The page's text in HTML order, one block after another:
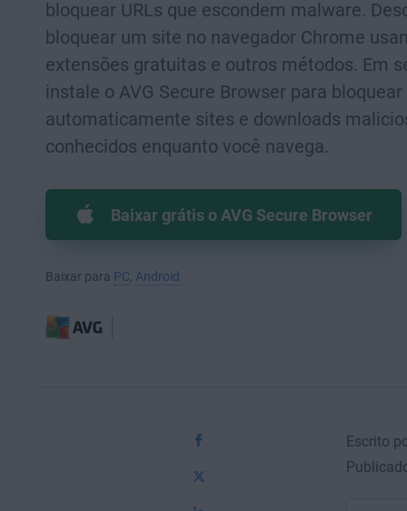
bloquear URLs que escondem malware.
bloquear um site no navegador Chrome
extensões gratuitas e outros métodos. Em
instale o AVG Secure Browser para bloquear
automaticamente sites e downloads
conhecidos enquanto você navega.
Baixar grátis o AVG Secure Browser
Baixar para PC Android
Escrito